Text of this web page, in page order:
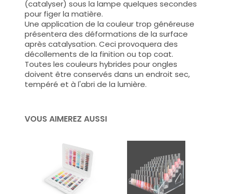
(catalyser) sous la lampe quelques secondes
pour figer la matière.
Une application de la couleur trop généreuse
présentera des déformations de la surface
après catalysation. Ceci provoquera des
décollements de la finition ou top coat.
Toutes les couleurs hybrides pour ongles
doivent être conservés dans un endroit sec,
tempéré et à l'abri de la lumière.
VOUS AIMEREZ AUSSI